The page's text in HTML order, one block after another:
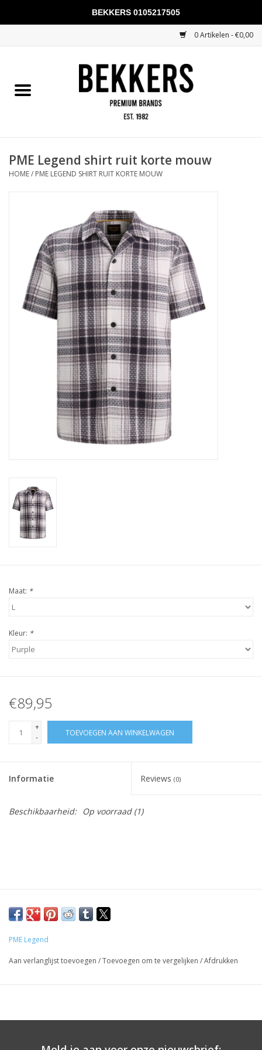
0 Artikelen - €0,00
Mannen
KADOBONNEN
PME Legend shirt ruit korte mouw
HOME/ PME LEGEND SHIRT RUIT KORTE MOUW
Maat: *
Kleur: *
€89,95
+
-
TOEVOEGEN AAN WINKELWAGEN
Informatie Reviews (0)
Beschikbaarheid: Op voorraad(1)
PME Legend
Aan verlanglijst toevoegen /Toevoegen om te vergelijken /Afdrukken
BEKKERS 0105217505